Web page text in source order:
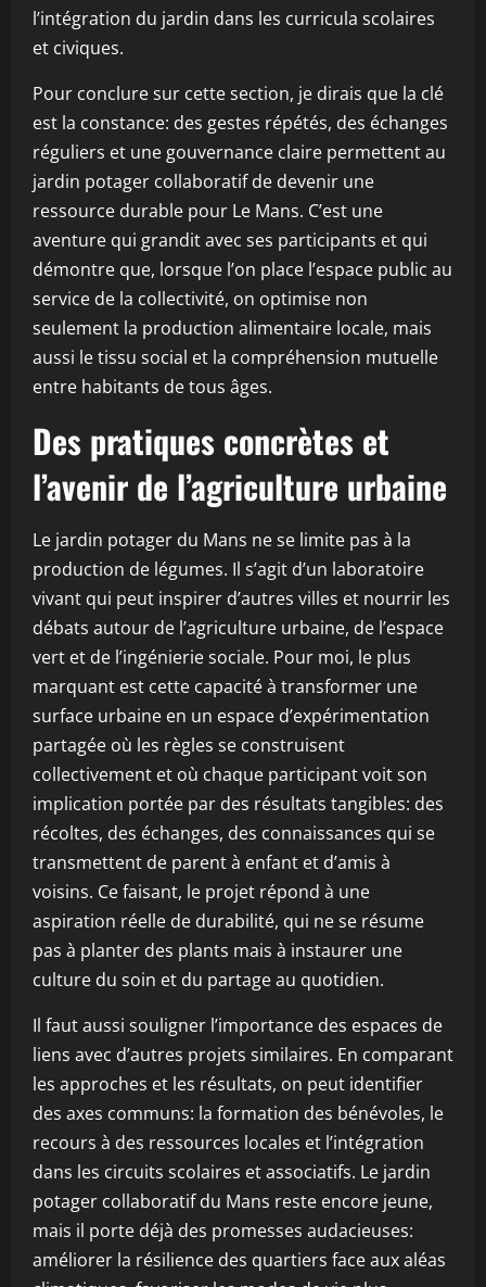
l’intégration du jardin dans les curricula scolaires
et civiques.
Pour conclure sur cette section, je dirais que la clé
est la constance: des gestes répétés, des échanges
réguliers et une gouvernance claire permettent au
jardin potager collaboratif de devenir une
ressource durable pour Le Mans. C’est une
aventure qui grandit avec ses participants et qui
démontre que, lorsque l’on place l’espace public au
service de la collectivité, on optimise non
seulement la production alimentaire locale, mais
aussi le tissu social et la compréhension mutuelle
entre habitants de tous âges.
Des pratiques concrètes et
l’avenir de l’agriculture urbaine
Le jardin potager du Mans ne se limite pas à la
production de légumes. Il s’agit d’un laboratoire
vivant qui peut inspirer d’autres villes et nourrir les
débats autour de l’agriculture urbaine, de l’espace
vert et de l’ingénierie sociale. Pour moi, le plus
marquant est cette capacité à transformer une
surface urbaine en un espace d’expérimentation
partagée où les règles se construisent
collectivement et où chaque participant voit son
implication portée par des résultats tangibles: des
récoltes, des échanges, des connaissances qui se
transmettent de parent à enfant et d’amis à
voisins. Ce faisant, le projet répond à une
aspiration réelle de durabilité, qui ne se résume
pas à planter des plants mais à instaurer une
culture du soin et du partage au quotidien.
Il faut aussi souligner l’importance des espaces de
liens avec d’autres projets similaires. En comparant
les approches et les résultats, on peut identifier
des axes communs: la formation des bénévoles, le
recours à des ressources locales et l’intégration
dans les circuits scolaires et associatifs. Le jardin
potager collaboratif du Mans reste encore jeune,
mais il porte déjà des promesses audacieuses:
améliorer la résilience des quartiers face aux aléas